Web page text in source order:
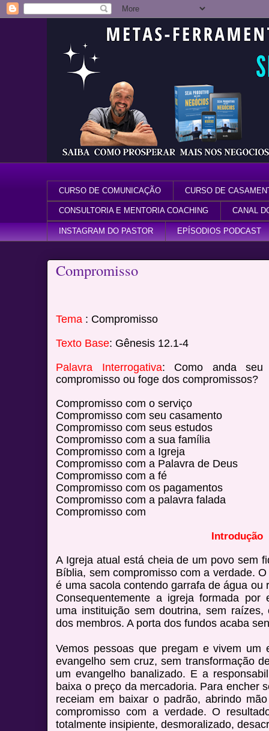
CURSO DE COMUNICAÇÃO CURSO DE
CONSULTORIA E MENTORIA COACHING CANAL
INSTAGRAM DO PASTOR EPÍSODIOS PODCAST
Compromisso
Tema : Compromisso
Texto Base: Gênesis 12.1-4
Palavra Interrogativa: Como anda seu
compromisso ou foge dos compromissos?
Compromisso com o serviço
Compromisso com seu casamento
Compromisso com seus estudos
Compromisso com a sua família
Compromisso com a Igreja
Compromisso com a Palavra de Deus
Compromisso com a fé
Compromisso com os pagamentos
Compromisso com a palavra falada
Compromisso com
Introdução
A Igreja atual está cheia de um povo sem
Bíblia, sem compromisso com a verdade.
é uma sacola contendo garrafa de água ou
Consequentemente a igreja formada
uma instituição sem doutrina, sem raízes,
dos membros. A porta dos fundos acaba
Vemos pessoas que pregam e vivem um
evangelho sem cruz, sem transformação
um evangelho banalizado. E a
baixa o preço da mercadoria. Para encher
receiam em baixar o padrão, abrindo
compromisso com a verdade. O
totalmente insipiente, desmoralizado,